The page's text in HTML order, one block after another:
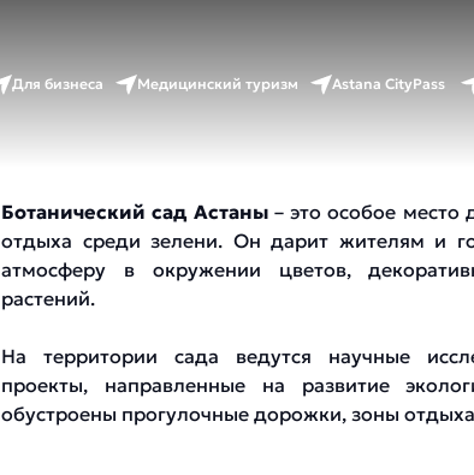
Для бизнеса Медицинский туризм Astana CityPass
Ботанический сад Астаны– это особое место
отдыха среди зелени. Он дарит жителям и
атмосферу в окружении цветов,
растений.
На территории сада ведутся научные
проекты, направленные на развитие
обустроены прогулочные дорожки, зоны